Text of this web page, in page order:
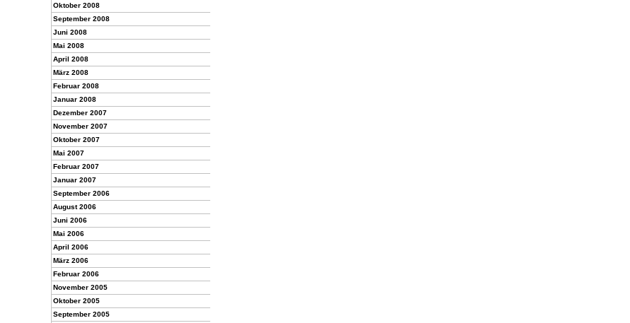
Oktober 2008
September 2008
Juni 2008
Mai 2008
April 2008
März 2008
Februar 2008
Januar 2008
Dezember 2007
November 2007
Oktober 2007
Mai 2007
Februar 2007
Januar 2007
September 2006
August 2006
Juni 2006
Mai 2006
April 2006
März 2006
Februar 2006
November 2005
Oktober 2005
September 2005